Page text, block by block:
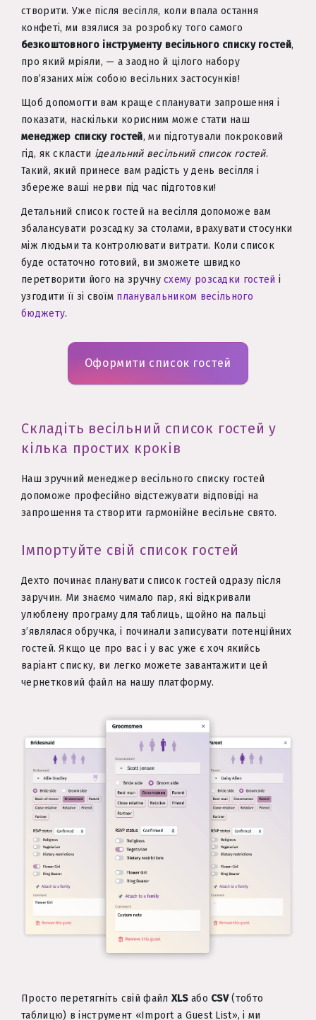
створити. Уже після весілля, коли впала остання
конфеті, ми взялися за розробку того самого
безкоштовного інструменту весільного списку гостей,
про який мріяли, — а заодно й цілого набору
пов’язаних між собою весільних застосунків!
Щоб допомогти вам краще спланувати запрошення і
показати, наскільки корисним може стати наш
менеджер списку гостей, ми підготували покроковий
гід, як скласти ідеальний весільний список гостей.
Такий, який принесе вам радість у день весілля і
збереже ваші нерви під час підготовки!
Детальний список гостей на весілля допоможе вам
збалансувати розсадку за столами, врахувати стосунки
між людьми та контролювати витрати. Коли список
буде остаточно готовий, ви зможете швидко
перетворити його на зручнусхему розсадки гостей і
узгодити її зі своїм планувальником весільного
бюджету.
Оформити список гостей
Складіть весільний список гостей у
кілька простих кроків
Наш зручний менеджер весільного списку гостей
допоможе професійно відстежувати відповіді на
запрошення та створити гармонійне весільне свято.
Імпортуйте свій список гостей
Дехто починає планувати список гостей одразу після
заручин. Ми знаємо чимало пар, які відкривали
улюблену програму для таблиць, щойно на пальці
з’являлася обручка, і починали записувати потенційних
гостей. Якщо це про вас і у вас уже є хоч якийсь
варіант списку, ви легко можете завантажити цей
чернетковий файл на нашу платформу.
Просто перетягніть свій файл XLSабо CSV(тобто
таблицю) в інструмент «Import a Guest List», і ми